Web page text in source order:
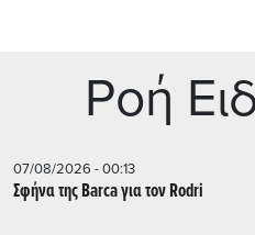
Ρoή
07/08/2026 - 00:13
Σφήνα της Barca για τον Rodri